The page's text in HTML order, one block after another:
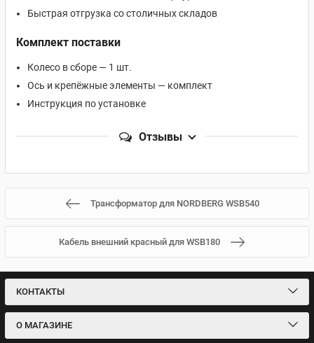
Быстрая отгрузка со столичных складов
Комплект поставки
Колесо в сборе — 1 шт.
Ось и крепёжные элементы — комплект
Инструкция по установке
Отзывы
Трансформатор для NORDBERG WSB540
Кабель внешний красный для WSB180
КОНТАКТЫ
О МАГАЗИНЕ